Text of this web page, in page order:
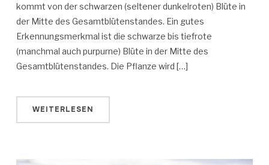
kommt von der schwarzen (seltener dunkelroten) Blüte in
der Mitte des Gesamtblütenstandes. Ein gutes
Erkennungsmerkmal ist die schwarze bis tiefrote
(manchmal auch purpurne) Blüte in der Mitte des
Gesamtblütenstandes. Die Pflanze wird […]
WEITERLESEN